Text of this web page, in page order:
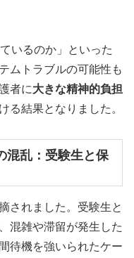
いるのか」といった
ムトラブルの可能性も
者に大きな精神的負担
る結果となりました。
混乱：受験生と保
されました。受験生と
、混雑や滞留が発生した
待機を強いられたケー